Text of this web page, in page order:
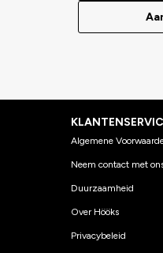
Algemene
Neem contact met
Duurzaamheid
Over Hööks
Privacybeleid